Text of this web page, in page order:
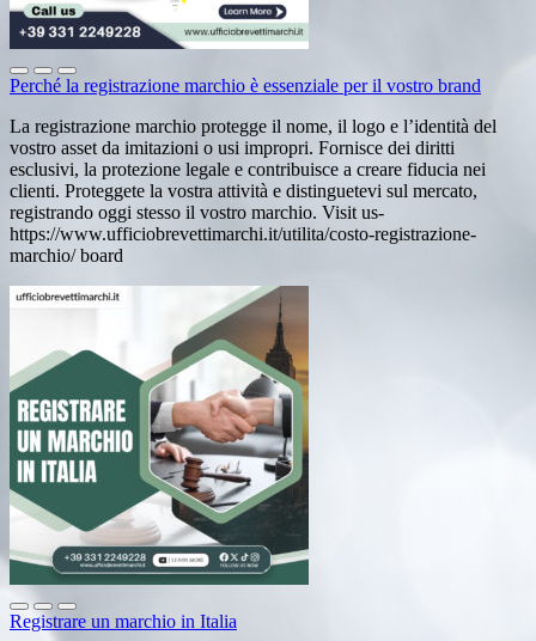
Perché la registrazione marchio è essenziale per il vostro brand
La registrazione marchio protegge il nome, il logo e l’identità del
vostro asset da imitazioni o usi impropri. Fornisce dei diritti
esclusivi, la protezione legale e contribuisce a creare fiducia nei
clienti. Proteggete la vostra attività e distinguetevi sul mercato,
registrando oggi stesso il vostro marchio. Visit us-
https://www.ufficiobrevettimarchi.it/utilita/costo-registrazione-
marchio/ board
Registrare un marchio in Italia